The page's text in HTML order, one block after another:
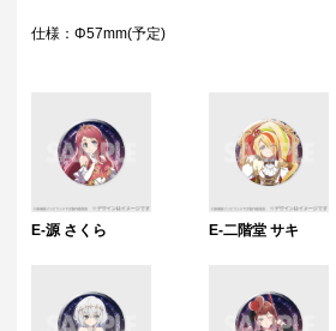
仕様：Φ57mm(予定)
E-源 さくら E-二階堂 サキ